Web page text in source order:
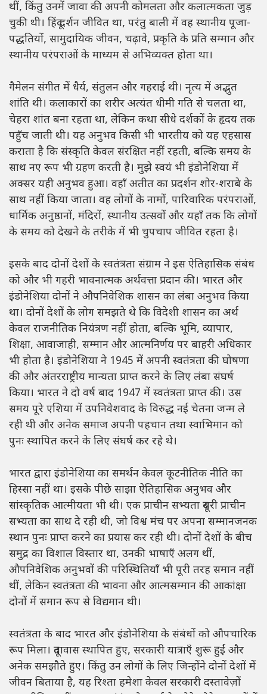
थीं, किंतु उनमें जावा की अपनी कोमलता और कलात्मकता जुड़
चुकी थी। हिंदू दर्शन जीवित था, परंतु बाली में वह स्थानीय पूजा-
पद्धतियों, सामुदायिक जीवन, चढ़ावे, प्रकृति के प्रति सम्मान और
स्थानीय परंपराओं के माध्यम से अभिव्यक्त होता था।
गैमेलन संगीत में धैर्य, संतुलन और गहराई थी। नृत्य में अद्भुत
शांति थी। कलाकारों का शरीर अत्यंत धीमी गति से चलता था,
चेहरा शांत बना रहता था, लेकिन कथा सीधे दर्शकों के हृदय तक
पहुँच जाती थी। यह अनुभव किसी भी भारतीय को यह एहसास
कराता है कि संस्कृति केवल संरक्षित नहीं रहती, बल्कि समय के
साथ नए रूप भी ग्रहण करती है। मुझे स्वयं भी इंडोनेशिया में
अक्सर यही अनुभव हुआ। वहाँ अतीत का प्रदर्शन शोर-शराबे के
साथ नहीं किया जाता। वह लोगों के नामों, पारिवारिक परंपराओं,
धार्मिक अनुष्ठानों, मंदिरों, स्थानीय उत्सवों और यहाँ तक कि लोगों
के समय को देखने के तरीके में भी चुपचाप जीवित रहता है।
इसके बाद दोनों देशों के स्वतंत्रता संग्राम ने इस ऐतिहासिक संबंध
को और भी गहरी भावनात्मक अर्थवत्ता प्रदान की। भारत और
इंडोनेशिया दोनों ने औपनिवेशिक शासन का लंबा अनुभव किया
था। दोनों देशों के लोग समझते थे कि विदेशी शासन का अर्थ
केवल राजनीतिक नियंत्रण नहीं होता, बल्कि भूमि, व्यापार,
शिक्षा, आवाजाही, सम्मान और आत्मनिर्णय पर बाहरी अधिकार
भी होता है। इंडोनेशिया ने 1945 में अपनी स्वतंत्रता की घोषणा
की और अंतरराष्ट्रीय मान्यता प्राप्त करने के लिए लंबा संघर्ष
किया। भारत ने दो वर्ष बाद 1947 में स्वतंत्रता प्राप्त की। उस
समय पूरे एशिया में उपनिवेशवाद के विरुद्ध नई चेतना जन्म ले
रही थी और अनेक समाज अपनी पहचान तथा स्वाभिमान को
पुनः स्थापित करने के लिए संघर्ष कर रहे थे।
भारत द्वारा इंडोनेशिया का समर्थन केवल कूटनीतिक नीति का
हिस्सा नहीं था। इसके पीछे साझा ऐतिहासिक अनुभव और
सांस्कृतिक आत्मीयता भी थी। एक प्राचीन सभ्यता दूसरी प्राचीन
सभ्यता का साथ दे रही थी, जो विश्व मंच पर अपना सम्मानजनक
स्थान पुनः प्राप्त करने का प्रयास कर रही थी। दोनों देशों के बीच
समुद्र का विशाल विस्तार था, उनकी भाषाएँ अलग थीं,
औपनिवेशिक अनुभवों की परिस्थितियाँ भी पूरी तरह समान नहीं
थीं, लेकिन स्वतंत्रता की भावना और आत्मसम्मान की आकांक्षा
दोनों में समान रूप से विद्यमान थी।
स्वतंत्रता के बाद भारत और इंडोनेशिया के संबंधों को औपचारिक
रूप मिला। दूतावास स्थापित हुए, सरकारी यात्राएँ शुरू हुईं और
अनेक समझौते हुए। किंतु उन लोगों के लिए जिन्होंने दोनों देशों में
जीवन बिताया है, यह रिश्ता हमेशा केवल सरकारी दस्तावेज़ों